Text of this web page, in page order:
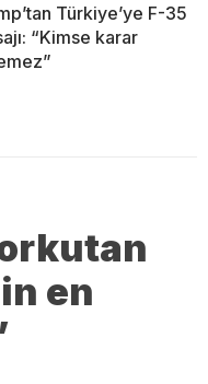
Türkiye’ye F-35
“Kimse karar
en